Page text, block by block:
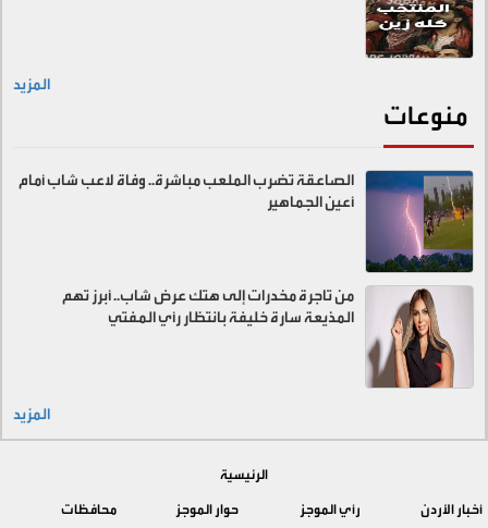
المزيد
منوعات
الصاعقة تضرب الملعب مباشرة.. وفاة لاعب شاب أمام
أعين الجماهير
من تاجرة مخدرات إلى هتك عرض شاب.. أبرز تهم
المذيعة سارة خليفة بانتظار رأي المفتي
المزيد
الرئيسية
أخبار الأردن
رأي الموجز حوار الموجز
محافظات